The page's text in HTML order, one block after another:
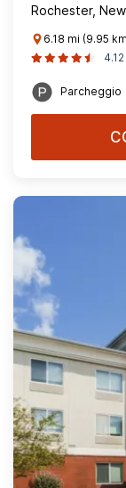
Rochester,
6.18 mi (9.95
4.12
Parcheggio